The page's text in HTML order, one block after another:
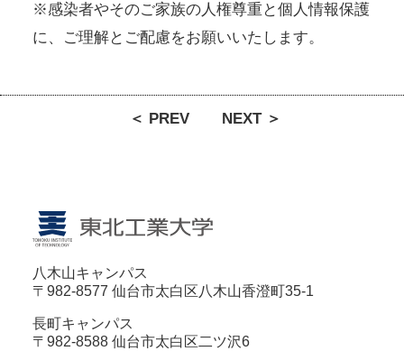
※感染者やそのご家族の人権尊重と個人情報保護
に、ご理解とご配慮をお願いいたします。
＜ PREV NEXT ＞
八木山キャンパス
〒982-8577 仙台市太白区八木山香澄町35-1
長町キャンパス
〒982-8588 仙台市太白区二ツ沢6